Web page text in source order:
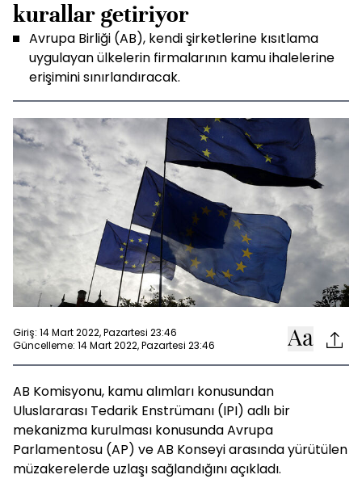
kurallar getiriyor
Avrupa Birliği (AB), kendi şirketlerine kısıtlama
uygulayan ülkelerin firmalarının kamu ihalelerine
erişimini sınırlandıracak.
Giriş: 14 Mart 2022, Pazartesi 23:46
Güncelleme: 14 Mart 2022, Pazartesi 23:46
AB Komisyonu, kamu alımları konusundan
Uluslararası Tedarik Enstrümanı (IPI) adlı bir
mekanizma kurulması konusunda Avrupa
Parlamentosu (AP) ve AB Konseyi arasında yürütülen
müzakerelerde uzlaşı sağlandığını açıkladı.